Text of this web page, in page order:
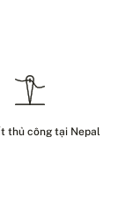
thủ công tại Nepal